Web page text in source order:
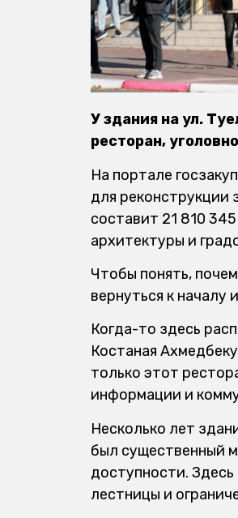
У здания на ул.
ресторан,
На портале
для реконструкции
составит 21 810
архитектуры и
Чтобы понять,
вернуться к началу
Когда-то здесь
Костаная
только этот
информации и
Несколько лет
был существенный
доступности.
лестницы и